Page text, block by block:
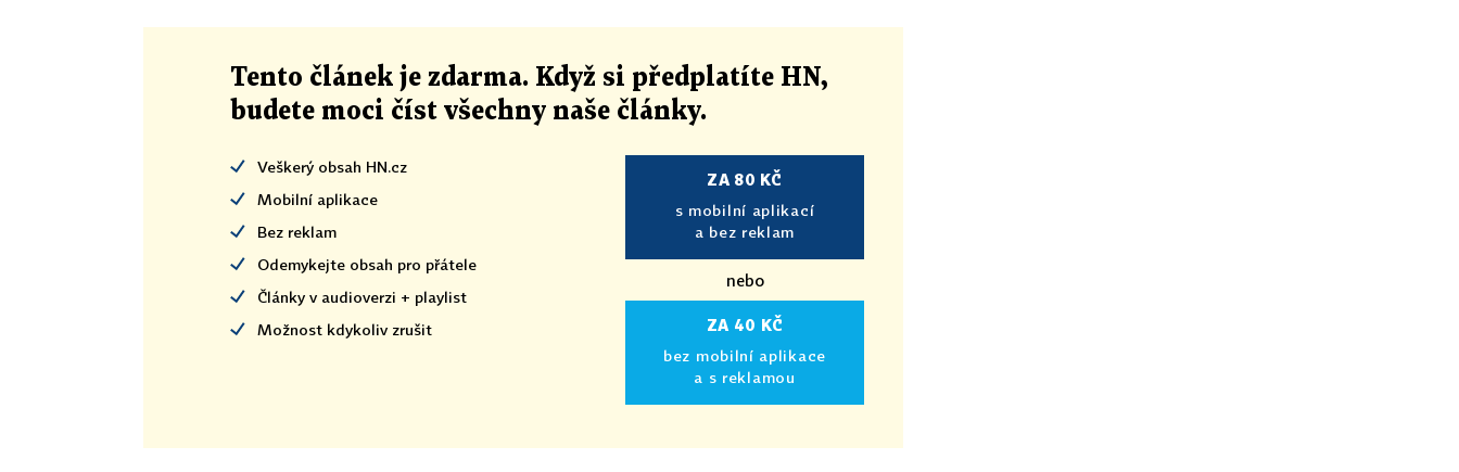
Tento článek je zdarma. Když si předplatíte HN,
budete moci číst všechny naše články.
Veškerý obsah HN.cz
Mobilní aplikace
Bez reklam
Odemykejte obsah pro přátele
Články v audioverzi + playlist
Možnost kdykoliv zrušit
ZA 80 KČ
s mobilní aplikací
a bez reklam
nebo
ZA 40 KČ
bez mobilní aplikace
a s reklamou